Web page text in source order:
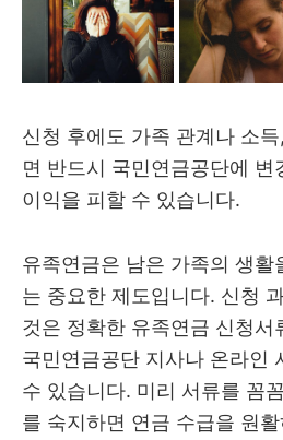
신청 후에도 가족 관계나 소
면 반드시 국민연금공단에 변
이익을 피할 수 있습니다.
유족연금은 남은 가족의 생활
는 중요한 제도입니다. 신청
것은 정확한 유족연금 신청서
국민연금공단 지사나 온라인
수 있습니다. 미리 서류를 꼼
를 숙지하면 연금 수급을 원